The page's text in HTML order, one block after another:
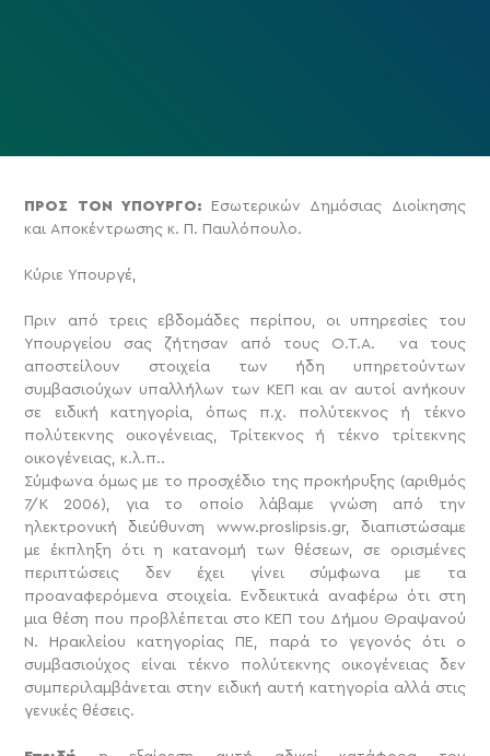
ΠΡΟΣ ΤΟΝ ΥΠΟΥΡΓΟ: Εσωτερικών Δημόσιας Διοίκησης
και Αποκέντρωσης κ. Π. Παυλόπουλο.
Κύριε Υπουργέ,
Πριν από τρεις εβδομάδες περίπου, οι υπηρεσίες του
Υπουργείου σας ζήτησαν από τους Ο.Τ.Α. να τους
αποστείλουν στοιχεία των ήδη υπηρετούντων
συμβασιούχων υπαλλήλων των ΚΕΠ και αν αυτοί ανήκουν
σε ειδική κατηγορία, όπως π.χ. πολύτεκνος ή τέκνο
πολύτεκνης οικογένειας, Τρίτεκνος ή τέκνο τρίτεκνης
οικογένειας, κ.λ.π..
Σύμφωνα όμως με το προσχέδιο της προκήρυξης (αριθμός
7/Κ 2006), για το οποίο λάβαμε γνώση από την
ηλεκτρονική διεύθυνση www.proslipsis.gr, διαπιστώσαμε
με έκπληξη ότι η κατανομή των θέσεων, σε ορισμένες
περιπτώσεις δεν έχει γίνει σύμφωνα με τα
προαναφερόμενα στοιχεία. Ενδεικτικά αναφέρω ότι στη
μια θέση που προβλέπεται στο ΚΕΠ του Δήμου Θραψανού
Ν. Ηρακλείου κατηγορίας ΠΕ, παρά το γεγονός ότι ο
συμβασιούχος είναι τέκνο πολύτεκνης οικογένειας δεν
συμπεριλαμβάνεται στην ειδική αυτή κατηγορία αλλά στις
γενικές θέσεις.